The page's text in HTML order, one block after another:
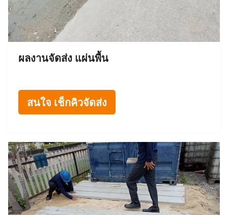
ผลงานจัดส่ง แผ่นพื้น
สนใจ เช็กคิวจัดส่ง